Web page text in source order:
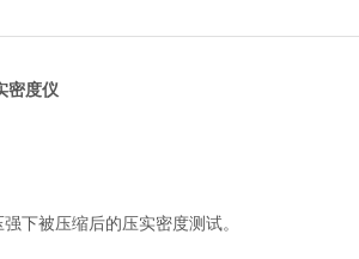
密度仪
下被压缩后的压实密度测试。